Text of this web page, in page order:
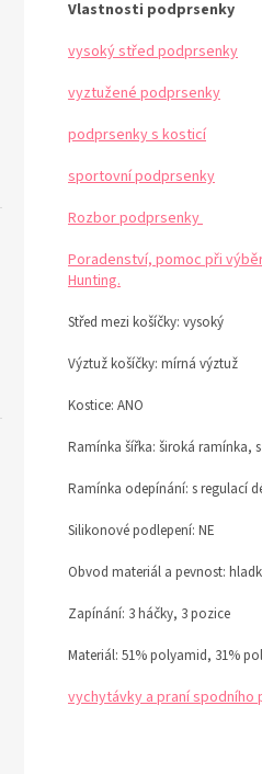
Vlastnosti podprsenky
vysoký střed podprsenky
vyztužené podprsenky
podprsenky s kosticí
sportovní podprsenky
Rozbor podprsenky
Poradenství, pomoc při
Hunting.
Střed mezi košíčky: vysoký
Výztuž košíčky: mírná výztuž
Kostice: ANO
Ramínka šířka: široká ramínka,
Ramínka odepínání: s regulací
Silikonové podlepení: NE
Obvod materiál a pevnost:
Zapínání: 3 háčky, 3 pozice
Materiál: 51% polyamid, 31%
vychytávky a praní spodního